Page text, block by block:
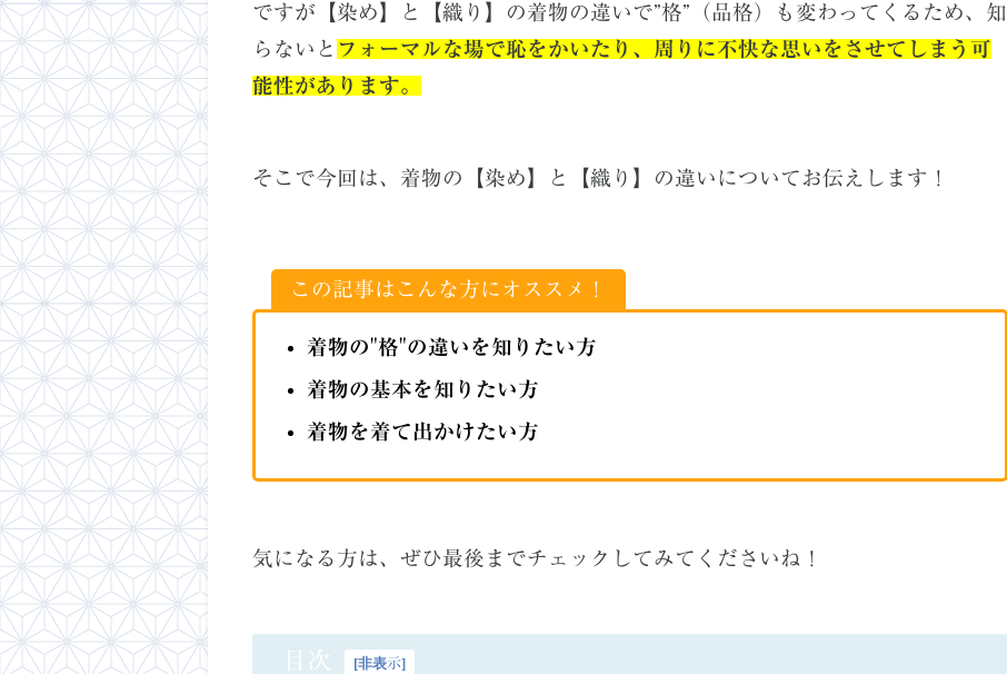
ですが【染め 】 と 【織り 】 の着物の違いで”格” （品格）も変わってくるため、 知
らないと フォーマルな場で恥をかいたり、周りに不快な思いをさせてしまう可
能性があります。
そこで今回は、着物の【染め】と【織り】の違い についてお伝えします！
この記事はこんな方にオススメ！
着物の"格"の違いを知りたい方
着物の基本を知りたい方
着物を着て出かけたい方
気になる方は、ぜひ最後までチェックしてみてくださいね！
目次 [非表示]